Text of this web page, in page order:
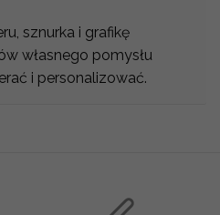
sznurka i grafikę
własnego pomysłu
i personalizować.